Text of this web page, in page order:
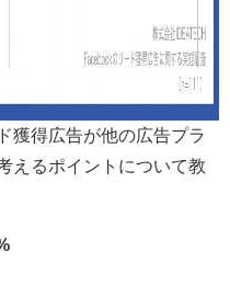
獲得広告が他の広告プラ
えるポイントについて教